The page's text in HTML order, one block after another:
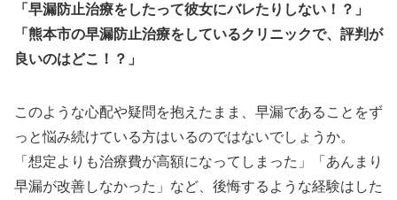
「早漏防止治療をしたって彼女にバレたりしない！？」
「熊本市の早漏防止治療をしているクリニックで、評判が
良いのはどこ！？」
このような心配や疑問を抱えたまま、早漏であることをず
っと悩み続けている方はいるのではないでしょうか。
「想定よりも治療費が高額になってしまった」「あんまり
早漏が改善しなかった」など、後悔するような経験はした